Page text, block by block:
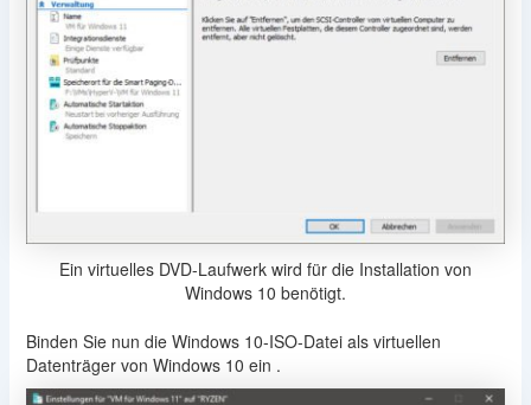
Ein virtuelles DVD-Laufwerk wird für die Installation von
Windows 10 benötigt.
Binden Sie nun die Windows 10-ISO-Datei als virtuellen
Datenträger von Windows 10 ein .